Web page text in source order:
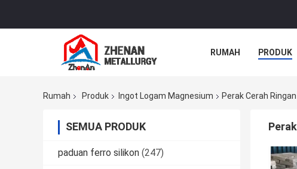
RUMAH PRODUK
Rumah Produk Ingot Logam Magnesium Perak Cerah
SEMUA PRODUK
paduan ferro silikon (247)